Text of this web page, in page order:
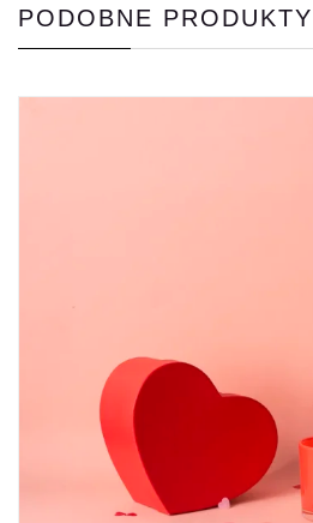
PODOBNE PRODUKTY